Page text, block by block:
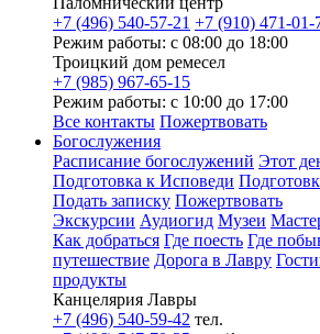
+7 (496) 540-57-21 +7 (910) 471-01-
Режим работы: с 08:00 до 18:00
Троицкий дом ремесел
+7 (985) 967-65-15
Режим работы: с 10:00 до 17:00
Все контакты Пожертвовать
Богослужения
Расписание богослужений Этот
Подготовка к Исповеди
Подать записку Пожертвовать
Экскурсии Аудиогид Музеи
Как добраться Где поесть Где
путешествие Дорога в Лавру
продукты
Канцелярия Лавры
+7 (496) 540-59-42 тел.